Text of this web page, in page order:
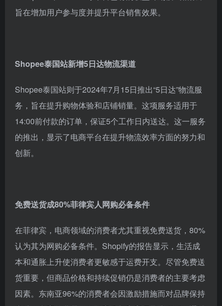
旨在增加用户参与度并提升平台销售效果。
Shopee泰国站新增5日达物流渠道
Shopee泰国站则于2024年7月15日推出“5日达”物流服
务，旨在提升购物体验和店铺销量。这项服务适用于
14:00前付款的订单，保证5个工作日内送达。这一服务
的推出，显示了电商平台在提升物流效率方面的努力和
创新。
免费送货成80%菲律宾人网购必备条件
在菲律宾，电商领域的消费者尤其重视免费送货，80%
认为其为网购必备条件。Shopify的报告显示，生活成
本和通胀上升使消费者更敏感于运费开支。尽管免费送
货重要，但商品价格和持续促销仍是消费者的主要考虑
因素。东南亚96%的消费者会因激励措施而对品牌保持